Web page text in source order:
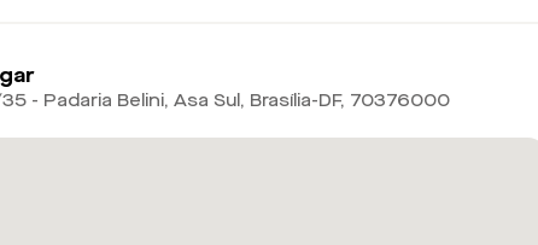
- Padaria Belini, Asa Sul, Brasília-DF, 70376000